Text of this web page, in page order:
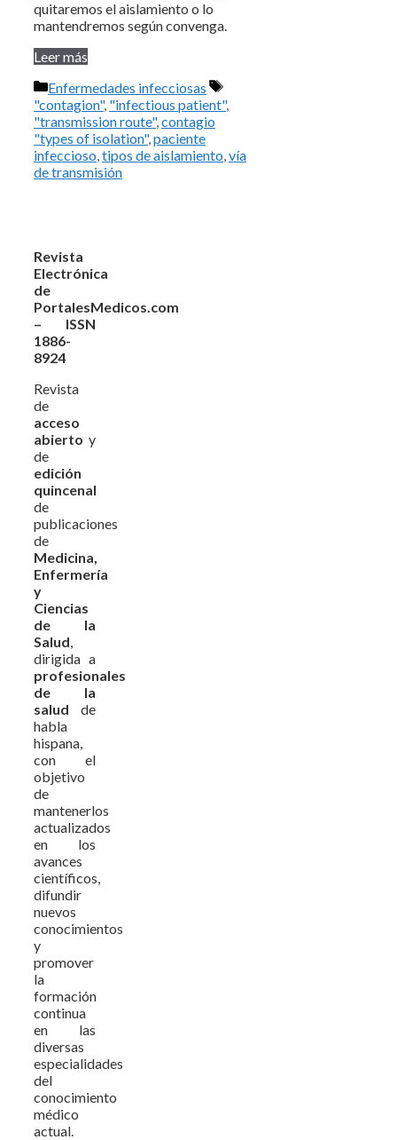
quitaremos el aislamiento o lo
mantendremos según convenga.
Leer más
Categorías
Enfermedades infecciosas
Etiquetas
"contagion", "infectious patient",
"transmission route", contagio
"types of isolation", paciente
infeccioso tipos de aislamiento vía
de transmisión
Revista
Electrónica
de
PortalesMedicos.com
– ISSN
1886-
8924
Revista
de
acceso
abierto y
de
edición
quincenal
de
publicaciones
de
Medicina,
Enfermería
y
Ciencias
de la
Salud
dirigida a
profesionales
de la
salud de
habla
hispana,
con el
objetivo
de
mantenerlos
actualizados
en los
avances
científicos,
difundir
nuevos
conocimientos
y
promover
la
formación
continua
en las
diversas
especialidades
del
conocimiento
médico
actual.